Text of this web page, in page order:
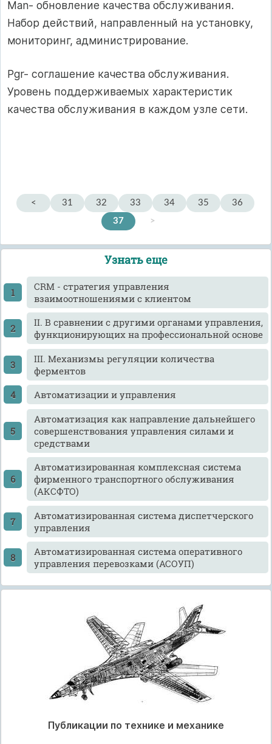
Man- обновление качества обслуживания.
Набор действий, направленный на установку,
мониторинг, администрирование.
Pgr- соглашение качества обслуживания.
Уровень поддерживаемых характеристик
качества обслуживания в каждом узле сети.
< 31 32 33 34 35
36
37
>
Узнать еще
CRM - стратегия управления
взаимоотношениями с клиентом
II. В сравнении с другими органами управления,
функционирующих на профессиональной основе
III. Механизмы регуляции количества
ферментов
Автоматизации и управления
Автоматизация как направление дальнейшего
совершенствования управления силами и
средствами
Автоматизированная комплексная система
фирменного транспортного обслуживания
(АКСФТО)
Автоматизированная система диспетчерского
управления
Автоматизированная система оперативного
управления перевозками (АСОУП)
Публикации по технике и механике